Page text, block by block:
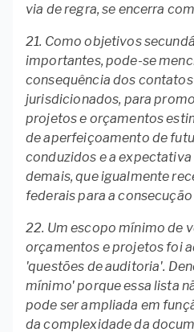
via de regra, se encerra
21. Como objetivos
importantes, pode-se
consequência dos
jurisdicionados, para
projetos e orçamentos
de aperfeiçoamento de
conduzidos e a
demais, que igualmente
federais para a
22. Um escopo mínimo de
orçamentos e projetos foi
'questões de auditoria'.
mínimo' porque essa lista
pode ser ampliada em
da complexidade da